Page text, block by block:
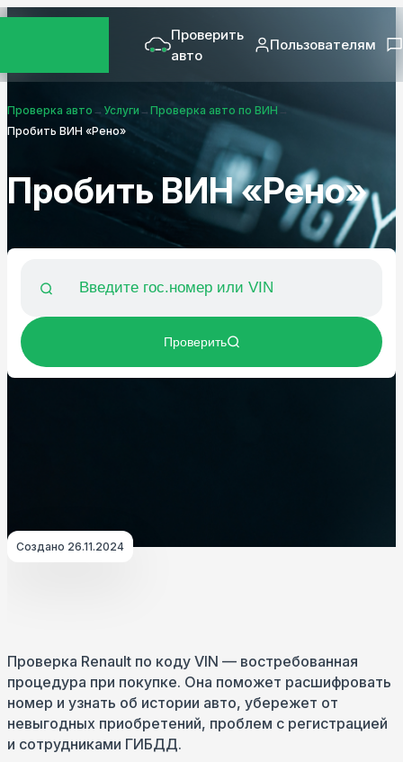
Проверить
авто
Пользователям
Проверка авто → Услуги → Проверка авто по ВИН →
Пробить ВИН «Рено»
Пробить ВИН «Рено»
Создано 26.11.2024
Проверка Renault по коду VIN — востребованная
процедура при покупке. Она поможет расшифровать
номер и узнать об истории авто, убережет от
невыгодных приобретений, проблем с регистрацией
и сотрудниками ГИБДД.